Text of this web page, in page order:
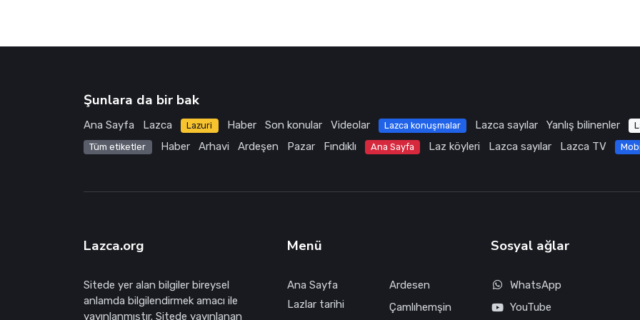
Şunlara da bir bak
Ana Sayfa Lazca Lazuri Haber Son konular Videolar Lazca konuşmalar Lazca sayılar Yanlış bilinenler
Tüm etiketler
Haber Arhavi Ardeşen Pazar Fındıklı Ana Sayfa Laz köyleri Lazca sayılar Lazca TV
Lazca.org
Sitede yer alan bilgiler bireysel
anlamda bilgilendirmek amacı ile
yayınlanmıştır. Sitede yayınlanan
Menü
Ana Sayfa
Lazlar tarihi
Ardesen
Çamlıhemşin
Sosyal ağlar
WhatsApp
YouTube